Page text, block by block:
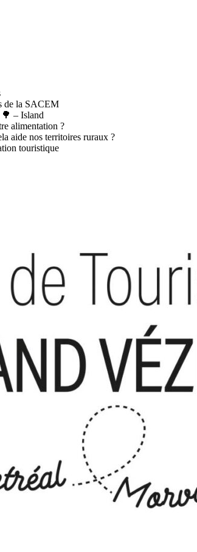
de la SACEM
– Island
alimentation ?
aide nos territoires ruraux ?
touristique